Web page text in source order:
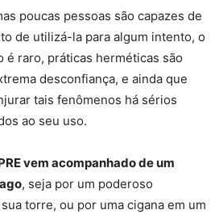
poucas pessoas são capazes de
de utilizá-la para algum intento, o
é raro, práticas herméticas são
desconfiança, e ainda que
tais fenômenos há sérios
ao seu uso.
vem acompanhado de um
, seja por um poderoso
torre, ou por uma cigana em um